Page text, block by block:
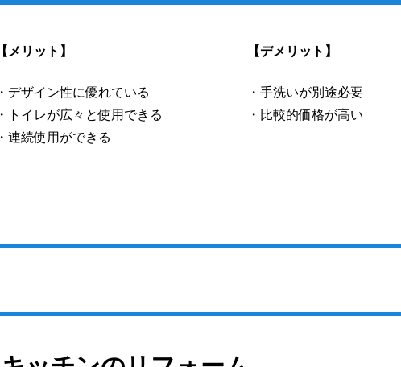
【メリット】
・デザイン性に優れている
・トイレが広々と使用できる
・連続使用ができる
【デメリット】
・手洗いが別途必要
・比較的価格が高い